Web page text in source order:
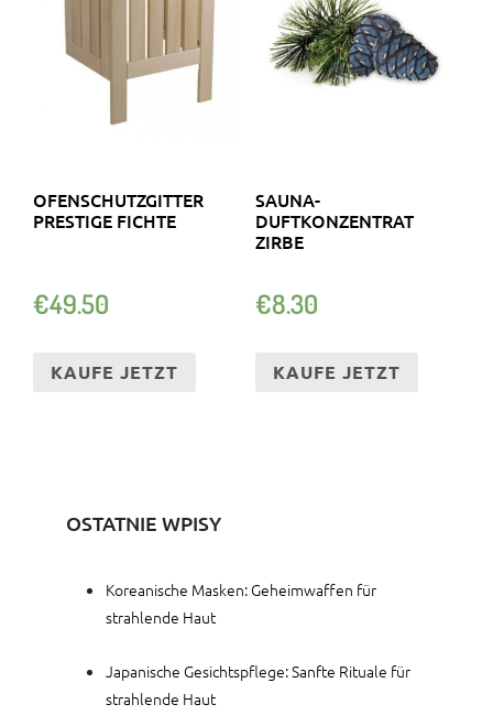
OFENSCHUTZGITTER
PRESTIGE FICHTE
€49.50
KAUFE JETZT
SAUNA-
DUFTKONZENTRAT
ZIRBE
€8.30
KAUFE JETZT
OSTATNIE WPISY
Koreanische Masken: Geheimwaffen für
strahlende Haut
Japanische Gesichtspflege: Sanfte Rituale für
strahlende Haut